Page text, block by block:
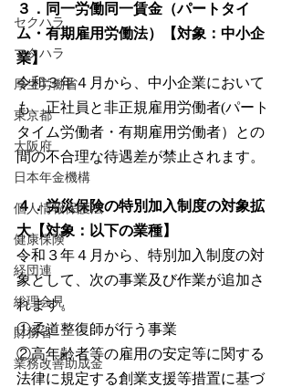
セクハラ
マタハラ
厚生労働省
東京都
大阪府
日本年金機構
個人情報保護法
健康保険
経団連
総理会見
財務省
業務改善助成金
３．同一労働同一賃金（パートタイ
ム・有期雇用労働法）【対象：中小企
業】
令和３年４月から、中小企業において
も、正社員と非正規雇用労働者(パート
タイム労働者・有期雇用労働者）との
間の不合理な待遇差が禁止されます。
４．労災保険の特別加入制度の対象拡
大【対象：以下の業種】
令和３年４月から、特別加入制度の対
象として、次の事業及び作業が追加さ
れます。
①柔道整復師が行う事業
②高年齢者等の雇用の安定等に関する
法律に規定する創業支援等措置に基づ